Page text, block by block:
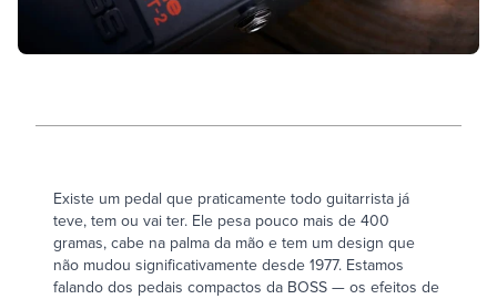
Existe um pedal que praticamente todo guitarrista já
teve, tem ou vai ter. Ele pesa pouco mais de 400
gramas, cabe na palma da mão e tem um design que
não mudou significativamente desde 1977. Estamos
falando dos pedais compactos da BOSS — os efeitos de